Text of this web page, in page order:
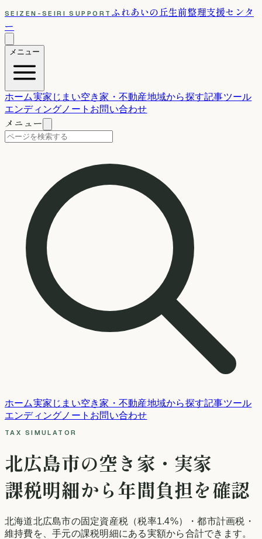
SEIZEN-SEIRI SUPPORT ふれあいの丘生前整理支援センタ
ー
メニュー
ホーム実家じまい空き家・不動産地域から探す記事ツール
エンディングノート お問い合わせ
メニュー
ホーム実家じまい空き家・不動産地域から探す記事ツール
エンディングノート お問い合わせ
TAX SIMULATOR
北広島市の空き家・実家
課税明細から年間負担を確認
北海道北広島市の固定資産税 （税率1.4%）
・都市計画税・
維持費を、手元の課税明細にある実額から合計できます。